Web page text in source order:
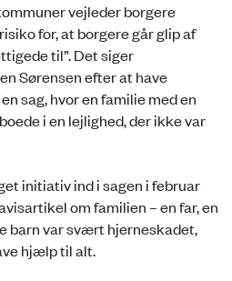
vejleder borgere
for, at borgere går glip af
til”. Det siger
Sørensen efter at have
sag, hvor en familie med en
i en lejlighed, der ikke var
initiativ ind i sagen i februar
om familien – en far, en
barn var svært hjerneskadet,
hjælp til alt.